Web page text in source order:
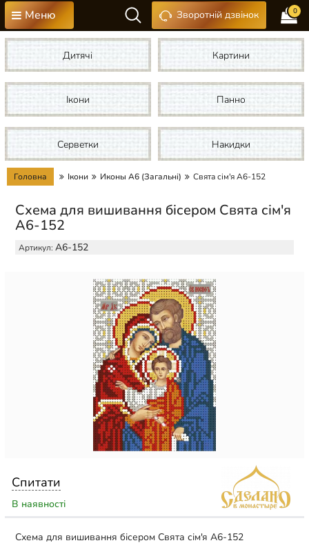
Меню Зворотній дзвінок 0
Дитячі Картини
Ікони Панно
Серветки Накидки
Головна Ікони Иконы А6 (Загальні) Свята сім'я А6-152
Схема для вишивання бісером Свята сім'я
А6-152
Артикул: А6-152
Спитати
В наявності
Схема для вишивання бісером Свята сім'я А6-152